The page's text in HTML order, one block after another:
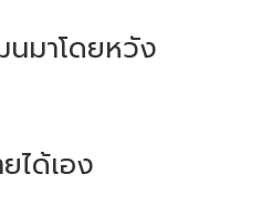
นมาโดยหวัง
ได้เอง